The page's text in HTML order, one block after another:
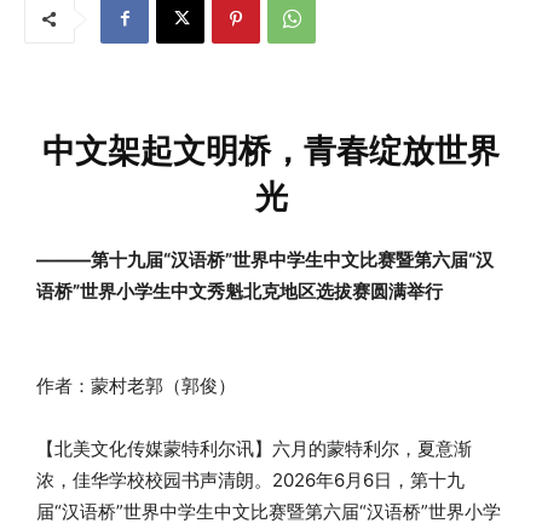
中文架起文明桥，青春绽放世界
光
———第十九届“汉语桥”世界中学生中文比赛暨第六届“汉
语桥”世界小学生中文秀魁北克地区选拔赛圆满举行
作者：蒙村老郭（郭俊）
【北美文化传媒蒙特利尔讯】六月的蒙特利尔，夏意渐
浓，佳华学校校园书声清朗。2026年6月6日，第十九
届“汉语桥”世界中学生中文比赛暨第六届“汉语桥”世界小学